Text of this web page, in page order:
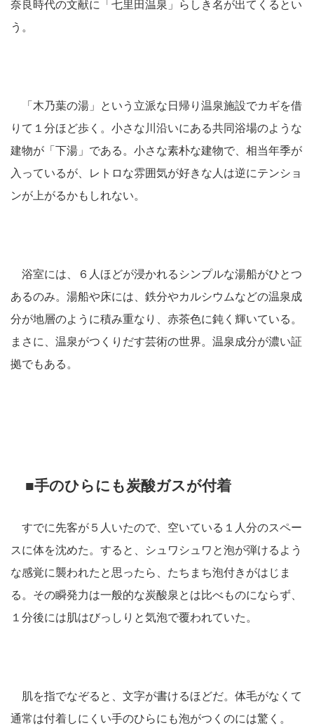
奈良時代の文献に「七里田温泉」らしき名が出てくるとい
う。
「木乃葉の湯」という立派な日帰り温泉施設でカギを借
りて１分ほど歩く。小さな川沿いにある共同浴場のような
建物が「下湯」である。小さな素朴な建物で、相当年季が
入っているが、レトロな雰囲気が好きな人は逆にテンショ
ンが上がるかもしれない。
浴室には、６人ほどが浸かれるシンプルな湯船がひとつ
あるのみ。湯船や床には、鉄分やカルシウムなどの温泉成
分が地層のように積み重なり、赤茶色に鈍く輝いている。
まさに、温泉がつくりだす芸術の世界。温泉成分が濃い証
拠でもある。
■手のひらにも炭酸ガスが付着
すでに先客が５人いたので、空いている１人分のスペー
スに体を沈めた。すると、シュワシュワと泡が弾けるよう
な感覚に襲われたと思ったら、たちまち泡付きがはじま
る。その瞬発力は一般的な炭酸泉とは比べものにならず、
１分後には肌はびっしりと気泡で覆われていた。
肌を指でなぞると、文字が書けるほどだ。体毛がなくて
通常は付着しにくい手のひらにも泡がつくのには驚く。